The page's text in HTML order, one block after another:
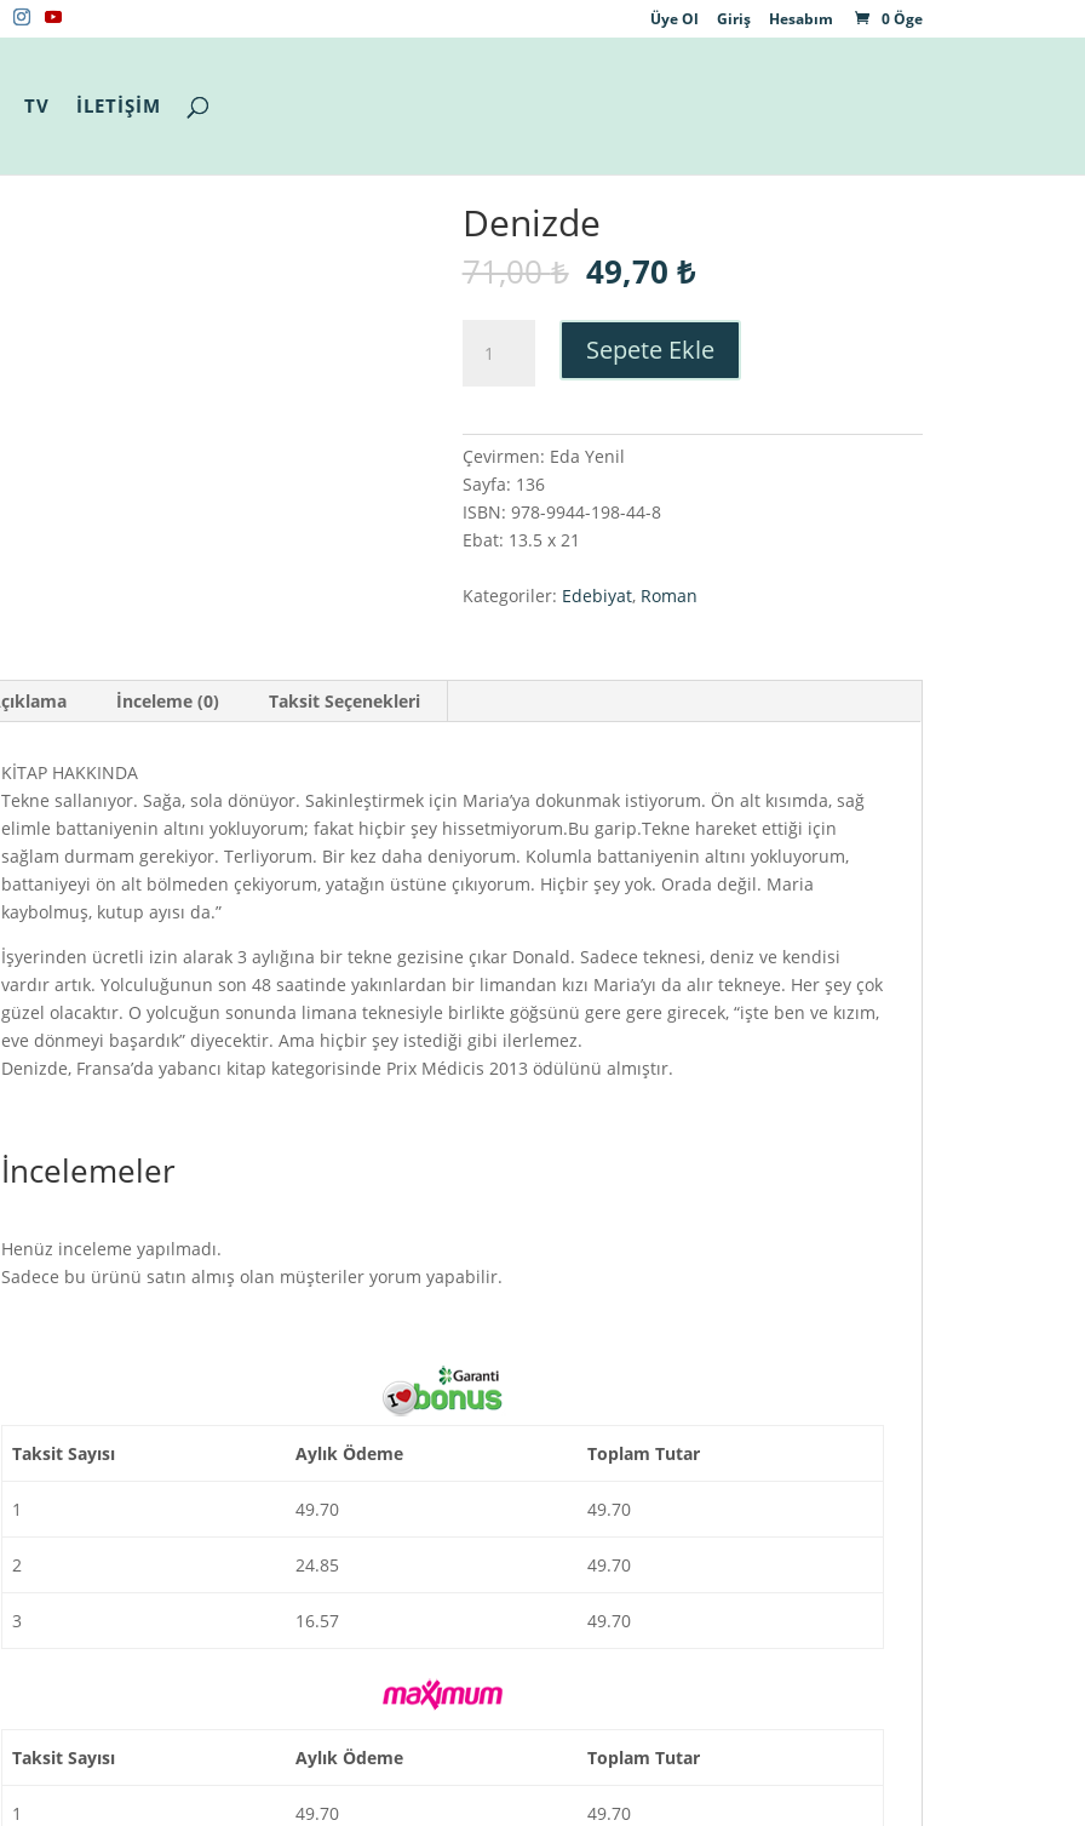
Üye Ol Giriş Hesabım 0 Öge
TV İLETİŞİM
Denizde
71,00₺ Orijinal
fiyat:
71,00 ₺.
49,70 ₺Şu
fiyat:
49,70 ₺.
adet
Sepete Ekle
Çevirmen: Eda Yenil
Sayfa: 136
ISBN: 978-9944-198-44-8
Ebat: 13.5 x 21
Kategoriler: Edebiyat, Roman
İnceleme (0) Taksit Seçenekleri
KİTAP HAKKINDA
Tekne sallanıyor. Sağa, sola dönüyor. Sakinleştirmek için Maria’ya dokunmak istiyorum. Ön alt kısımda, sağ
elimle battaniyenin altını yokluyorum; fakat hiçbir şey hissetmiyorum.Bu garip.Tekne hareket ettiği için
sağlam durmam gerekiyor. Terliyorum. Bir kez daha deniyorum. Kolumla battaniyenin altını yokluyorum,
battaniyeyi ön alt bölmeden çekiyorum, yatağın üstüne çıkıyorum. Hiçbir şey yok. Orada değil. Maria
kaybolmuş, kutup ayısı da.”
İşyerinden ücretli izin alarak 3 aylığına bir tekne gezisine çıkar Donald. Sadece teknesi, deniz ve kendisi
vardır artık. Yolculuğunun son 48 saatinde yakınlardan bir limandan kızı Maria’yı da alır tekneye. Her şey çok
güzel olacaktır. O yolcuğun sonunda limana teknesiyle birlikte göğsünü gere gere girecek, “işte ben ve kızım,
eve dönmeyi başardık” diyecektir. Ama hiçbir şey istediği gibi ilerlemez.
Denizde, Fransa’da yabancı kitap kategorisinde Prix Médicis 2013 ödülünü almıştır.
İncelemeler
Henüz inceleme yapılmadı.
Sadece bu ürünü satın almış olan müşteriler yorum yapabilir.
Taksit Sayısı Aylık Ödeme Toplam Tutar
1 49.70 49.70
2 24.85 49.70
3 16.57 49.70
Taksit Sayısı Aylık Ödeme Toplam Tutar
1 49.70 49.70